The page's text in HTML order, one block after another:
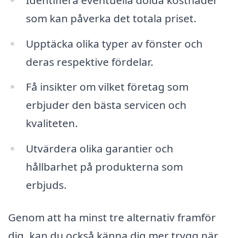
som kan påverka det totala priset.
Upptäcka olika typer av fönster och
deras respektive fördelar.
Få insikter om vilket företag som
erbjuder den bästa servicen och
kvaliteten.
Utvärdera olika garantier och
hållbarhet på produkterna som
erbjuds.
Genom att ha minst tre alternativ framför